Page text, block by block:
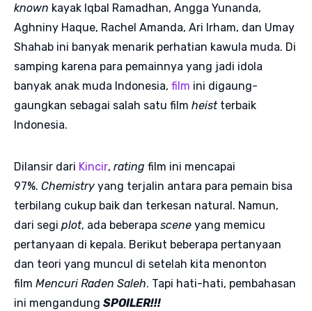
known kayak Iqbal Ramadhan, Angga Yunanda,
Aghniny Haque, Rachel Amanda, Ari Irham, dan Umay
Shahab ini banyak menarik perhatian kawula muda. Di
samping karena para pemainnya yang jadi idola
banyak anak muda Indonesia, film ini digaung-
gaungkan sebagai salah satu film heist terbaik
Indonesia.
Dilansir dari Kincir, rating film ini mencapai
97%. Chemistry yang terjalin antara para pemain bisa
terbilang cukup baik dan terkesan natural. Namun,
dari segi plot, ada beberapa scene yang memicu
pertanyaan di kepala. Berikut beberapa pertanyaan
dan teori yang muncul di setelah kita menonton
film Mencuri Raden Saleh. Tapi hati-hati, pembahasan
ini mengandung SPOILER!!!